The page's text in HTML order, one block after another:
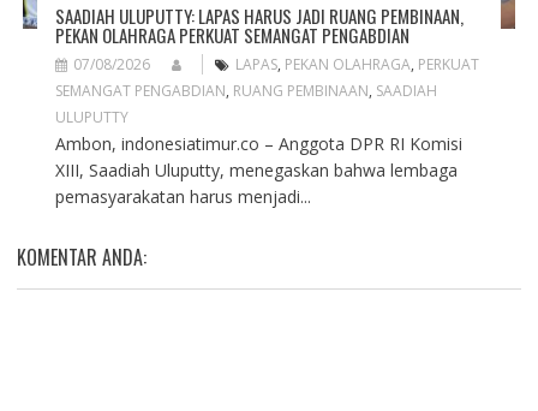
SAADIAH ULUPUTTY: LAPAS HARUS JADI RUANG PEMBINAAN,
PEKAN OLAHRAGA PERKUAT SEMANGAT PENGABDIAN
07/08/2026 LAPAS, PEKAN OLAHRAGA, PERKUAT
SEMANGAT PENGABDIAN, RUANG PEMBINAAN, SAADIAH
ULUPUTTY
Ambon, indonesiatimur.co – Anggota DPR RI Komisi
XIII, Saadiah Uluputty, menegaskan bahwa lembaga
pemasyarakatan harus menjadi...
KOMENTAR ANDA: